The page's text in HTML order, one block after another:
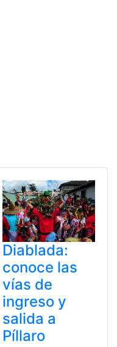
Diablada:
conoce las
vías de
ingreso y
salida a
Píllaro